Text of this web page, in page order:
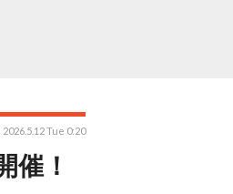
催！
2026.5.12 Tue 0:20